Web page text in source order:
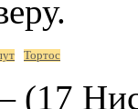
Тортос